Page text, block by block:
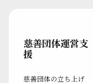
慈善団体運営支
援
慈善団体の立ち上げ